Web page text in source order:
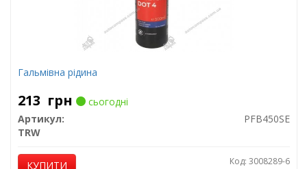
Гальмівна рідина
213 грн
сьогодні
Артикул:
PFB450SE
TRW
КУПИТИ Код: 3008289-6